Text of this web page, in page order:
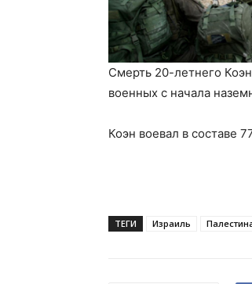
Смерть 20-летнего
военных с начала
Коэн воевал в составе
ТЕГИ Израиль